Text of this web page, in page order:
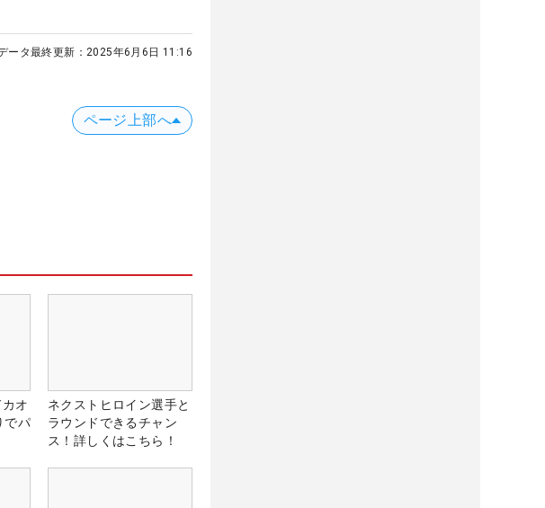
ータ最終更新： 2025年6月6日 11:16
ページ上部へ
オ
でパ
ネクストヒロイン選手と
ラウンドできるチャン
ス！詳しくはこちら！